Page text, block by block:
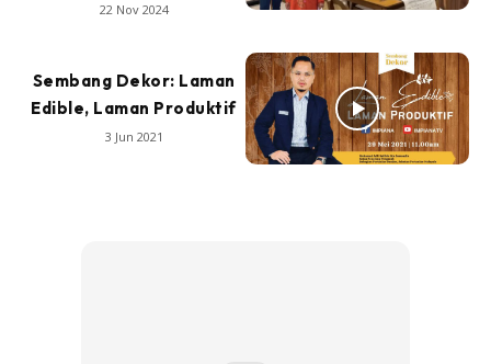
22 Nov 2024
Sembang Dekor: Laman
Edible, Laman Produktif
3 Jun 2021